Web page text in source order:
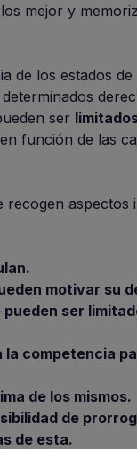
mejor y
de los estados de
ser
función de las
recogen aspectos
motivar su
ser
la competencia
de los mismos.
de
de esta.